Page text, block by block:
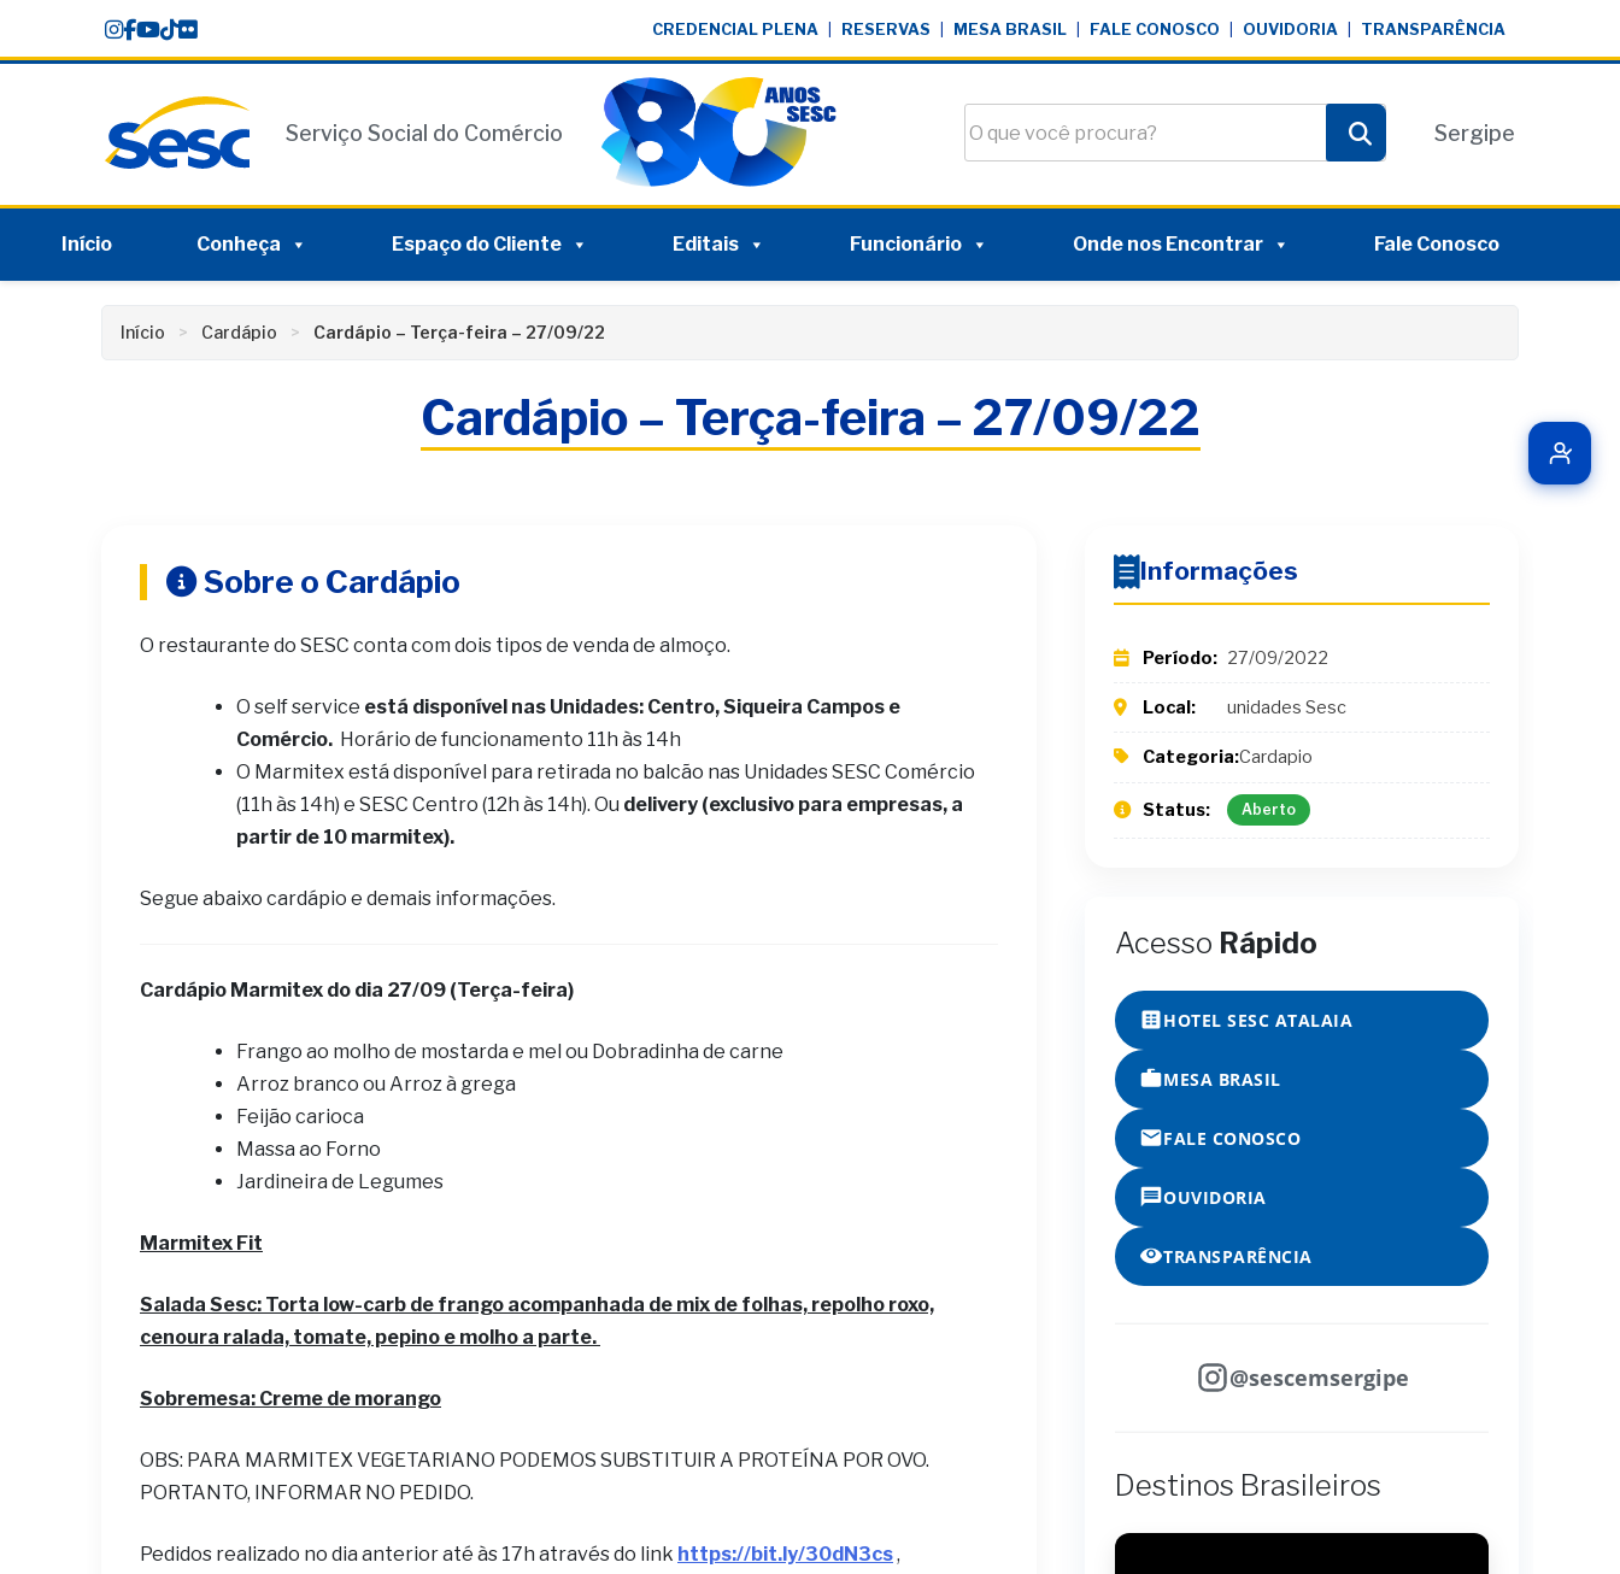
content
CREDENCIAL PLENA RESERVAS MESA BRASIL FALE CONOSCO OUVIDORIA TRANSPARÊNCIA
Serviço Social do Comércio
Pesquisar
Sergipe
Início Conheça Espaço do Cliente Editais Funcionário Onde nos Encontrar Fale Conosco
Início Cardápio Cardápio – Terça-feira – 27/09/22
Cardápio – Terça-feira – 27/09/22
Sobre o Cardápio
O restaurante do SESC conta com dois tipos de venda de almoço.
O self service está disponível nas Unidades: Centro, Siqueira Campos e
Comércio. Horário de funcionamento 11h às 14h
O Marmitex está disponível para retirada no balcão nas Unidades SESC Comércio
(11h às 14h) e SESC Centro (12h às 14h). Ou delivery (exclusivo para empresas, a
partir de 10 marmitex).
Segue abaixo cardápio e demais informações.
Cardápio Marmitex do dia 27/09 (Terça-feira)
Frango ao molho de mostarda e mel ou Dobradinha de carne
Arroz branco ou Arroz à grega
Feijão carioca
Massa ao Forno
Jardineira de Legumes
Marmitex Fit
Salada Sesc: Torta low-carb de frango acompanhada de mix de folhas, repolho roxo,
cenoura ralada, tomate, pepino e molho a parte.
Sobremesa: Creme de morango
OBS: PARA MARMITEX VEGETARIANO PODEMOS SUBSTITUIR A PROTEÍNA POR OVO.
PORTANTO, INFORMAR NO PEDIDO.
Pedidos realizado no dia anterior até às 17h através do link https://bit.ly/30dN3cs,
Informações
Período: 27/09/2022
Local: unidades Sesc
Categoria:Cardapio
Status: Aberto
Acesso Rápido
HOTEL SESC ATALAIA
MESA BRASIL
FALE CONOSCO
OUVIDORIA
TRANSPARÊNCIA
@sescemsergipe
Destinos Brasileiros